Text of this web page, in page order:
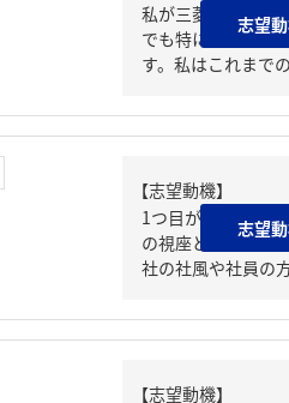
私が三菱商事を志
でも特に公明正大
す。私はこれまで
志望
【志望動機】
1つ目が大前提と
の視座として「誰
社の社風や社員の
志望
【志望動機】